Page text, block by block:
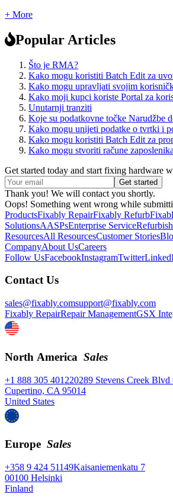
+ More
Popular Articles
Što je RMA?
Kako mogu koristiti Batch Edit za
Kako mogu upravljati svojim
Kako moji kupci koriste Portal za
Unutarnji tranziti
Koje su podatkovne točke Narudžbe
Kako mogu unijeti podatke o tvrtki i
Kako mogu koristiti Batch Edit za
Kako mogu stvoriti račune
Get started today and start fixing hardware
Thank you! We will contact you shortly.
Oops! Something went wrong while
ProductsFixably RepairFixably Refurb
SolutionsAASPsEnterprise Service
ResourcesAll ResourcesCustomer Stories
CompanyAbout UsCareers
Follow UsFacebookInstagramTwitter
Contact Us
sales@fixably.comsupport@fixably.com
Fixably RepairRepair ManagementGSX
North America Sales
+1 888 305 401220289 Stevens Creek Blvd
Cupertino, CA 95014
United States
Europe Sales
+358 9 424 51149Kaisaniemenkatu 7
00100 Helsinki
Finland